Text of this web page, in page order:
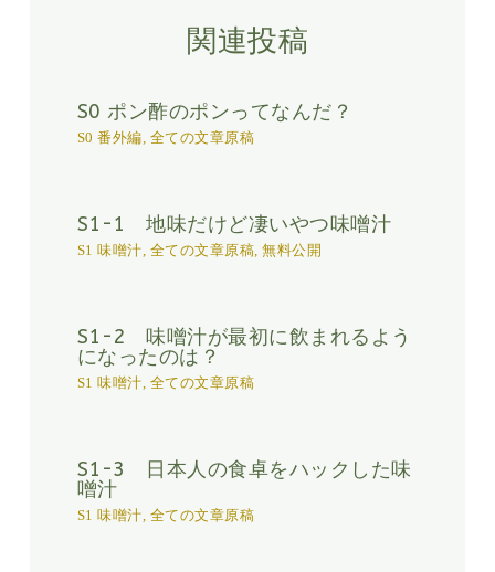
関連投稿
S0 ポン酢のポンってなんだ？
S0 番外編, 全ての文章原稿
S1-1 地味だけど凄いやつ味噌汁
S1 味噌汁, 全ての文章原稿,無料公開
S1-2 味噌汁が最初に飲まれるよう
になったのは？
S1 味噌汁, 全ての文章原稿
S1-3 日本人の食卓をハックした味
噌汁
S1 味噌汁, 全ての文章原稿